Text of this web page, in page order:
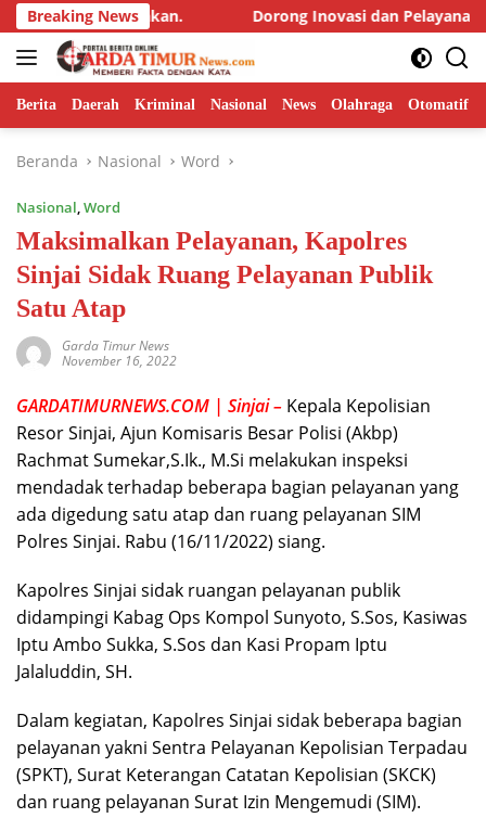
Langsung
ke
konten
Breaking News Dorong Inovasi dan Pelayanan publik,
Berita Daerah Kriminal Nasional News Olahraga Otomatif
Beranda Nasional Word
Nasional,Word
Maksimalkan Pelayanan, Kapolres
Sinjai Sidak Ruang Pelayanan Publik
Satu Atap
Garda Timur News
November 16, 2022
GARDATIMURNEWS.COM | Sinjai – Kepala Kepolisian
Resor Sinjai, Ajun Komisaris Besar Polisi (Akbp)
Rachmat Sumekar,S.Ik., M.Si melakukan inspeksi
mendadak terhadap beberapa bagian pelayanan yang
ada digedung satu atap dan ruang pelayanan SIM
Polres Sinjai. Rabu (16/11/2022) siang.
Kapolres Sinjai sidak ruangan pelayanan publik
didampingi Kabag Ops Kompol Sunyoto, S.Sos, Kasiwas
Iptu Ambo Sukka, S.Sos dan Kasi Propam Iptu
Jalaluddin, SH.
Dalam kegiatan, Kapolres Sinjai sidak beberapa bagian
pelayanan yakni Sentra Pelayanan Kepolisian Terpadau
(SPKT), Surat Keterangan Catatan Kepolisian (SKCK)
dan ruang pelayanan Surat Izin Mengemudi (SIM).